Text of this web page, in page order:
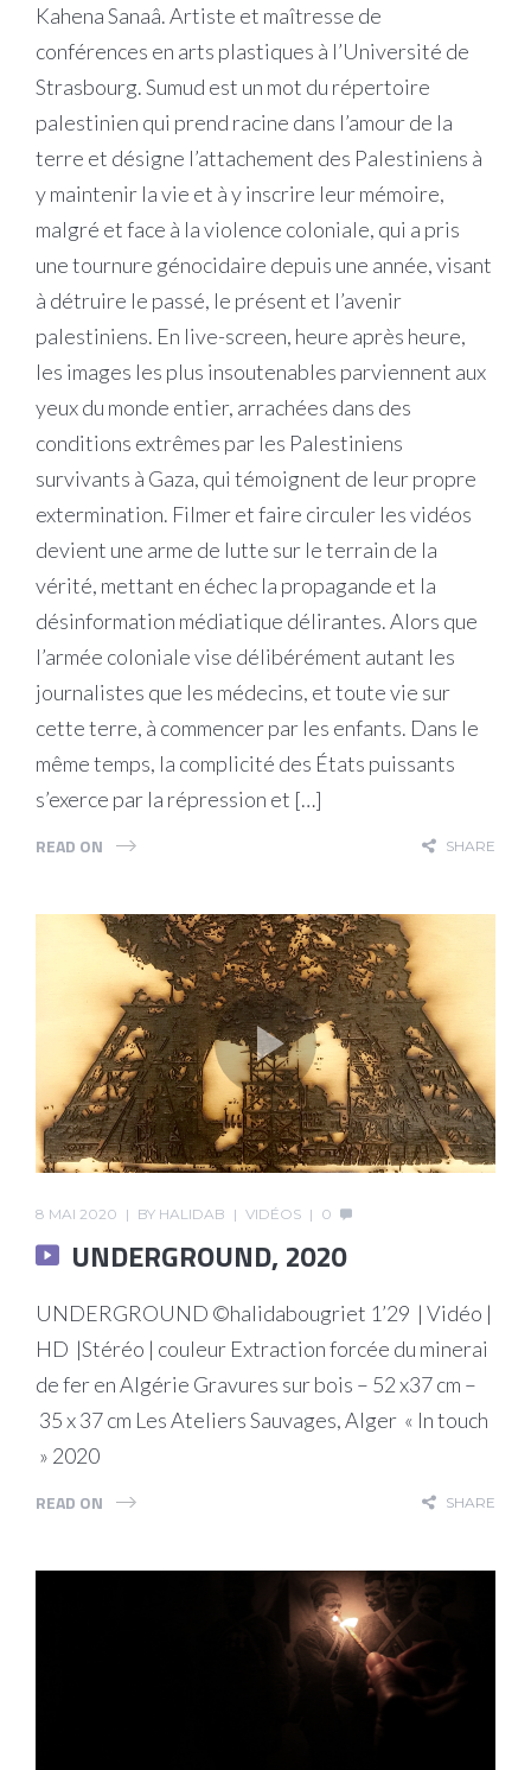
Kahena Sanaâ. Artiste et maîtresse de
conférences en arts plastiques à l’Université de
Strasbourg. Sumud est un mot du répertoire
palestinien qui prend racine dans l’amour de la
terre et désigne l’attachement des Palestiniens à
y maintenir la vie et à y inscrire leur mémoire,
malgré et face à la violence coloniale, qui a pris
une tournure génocidaire depuis une année, visant
à détruire le passé, le présent et l’avenir
palestiniens. En live-screen, heure après heure,
les images les plus insoutenables parviennent aux
yeux du monde entier, arrachées dans des
conditions extrêmes par les Palestiniens
survivants à Gaza, qui témoignent de leur propre
extermination. Filmer et faire circuler les vidéos
devient une arme de lutte sur le terrain de la
vérité, mettant en échec la propagande et la
désinformation médiatique délirantes. Alors que
l’armée coloniale vise délibérément autant les
journalistes que les médecins, et toute vie sur
cette terre, à commencer par les enfants. Dans le
même temps, la complicité des États puissants
s’exerce par la répression et […]
READ ON SHARE
8 MAI 2020 BY HALIDAB VIDÉOS 0
UNDERGROUND, 2020
UNDERGROUND ©halidabougriet 1’29 | Vidéo |
HD |Stéréo | couleur Extraction forcée du minerai
de fer en Algérie Gravures sur bois – 52 x37 cm –
35 x 37 cm Les Ateliers Sauvages, Alger « In touch
» 2020
READ ON SHARE